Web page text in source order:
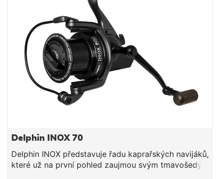
Delphin INOX 70
Delphin INOX představuje řadu kaprařských navijáků,
které už na první pohled zaujmou svým tmavošedým